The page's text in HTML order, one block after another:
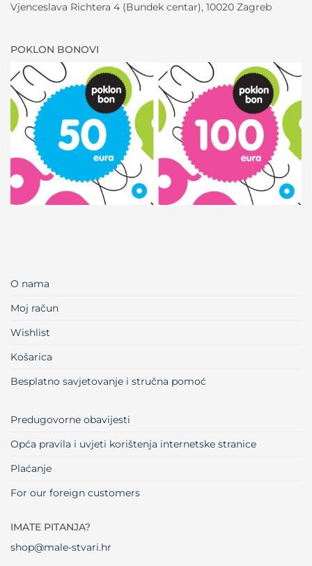
Vjenceslava Richtera 4 (Bundek centar), 10020 Zagreb
POKLON BONOVI
O nama
Moj račun
Wishlist
Košarica
Besplatno savjetovanje i stručna pomoć
Predugovorne obavijesti
Opća pravila i uvjeti korištenja internetske stranice
Plaćanje
For our foreign customers
IMATE PITANJA?
shop@male-stvari.hr